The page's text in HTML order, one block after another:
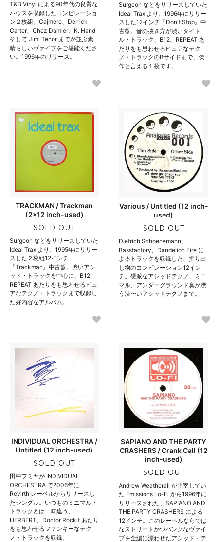
T&B Vinyl による90年代の良質な
ハウスを収録したコンピレーショ
ン２枚組。Cajmere、Derrick
Carter、Chez Damier、K. Hand
そして Jimi Tenor までが並ぶ素
晴らしいヴァイブをご堪能くださ
い。1996年のリリース。
Surgeon などをリリースしていた
Ideal Trax より、1996年にリリー
スした12インチ『Don't Stop』中
古盤。音の抜き方が渋いタイト
ル・トラック、B12、REPEAT あ
たりをも思わせるピュアなテク
ノ・トラックのBサイドまで、傑
作と言える１枚です。
TRACKMAN / Trackman
(2x12 inch-used)
SOLD OUT
Surgeon などをリリースしていた
Ideal Trax より、1995年にリリー
スした２枚組12インチ
『Trackman』中古盤。渋いアシ
ッド・トラックを中心に、B12、
REPEAT あたりをも思わせるピュ
アなテクノ・トラックまで収録し
た好内容なアルバム。
Various / Untitled (12 inch-
used)
SOLD OUT
Dietrich Schoenemann、
Bassfactory、Dandelion Fire に
よるトラックを収録した、掘り出
し物のコンピレーション12イン
チ。硬派なアシッドテクノ、ミニ
マル、アンダーグラウンド臭が漂
う渋〜いアシッドテクノまで。
INDIVIDUAL ORCHESTRA /
Untitled (12 inch-used)
SOLD OUT
田中フミヤが INDIVIDUAL
ORCHESTRA で2006年に
Revirth レーベルからリリースし
たシングル。いつものミニマル・
トラックとは一味違う、
HERBERT、Doctor Rockit あたり
をも思わせるファンキーなテク
ノ・トラックを収録。
SAPIANO AND THE PARTY
CRASHERS / Crank Call (12
inch-used)
SOLD OUT
Andrew Weatherall が主宰してい
た Emissions Lo-Fi から1996年に
リリースされた、SAPIANO AND
THE PARTY CRASHERS による
12インチ。このレーベルならでは
なストリートかつパンクなヴァイ
ブを全編に漂わせたアシッド・テ